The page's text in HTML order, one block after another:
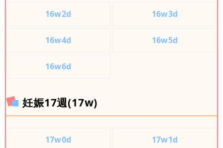
16w2d 16w3d
16w4d 16w5d
16w6d
妊娠17週(17w)
17w0d 17w1d